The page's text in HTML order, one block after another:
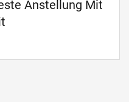
Anstellung Mit